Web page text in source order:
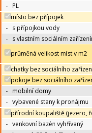
- PL
místo bez přípojek
- s přípojkou vody
- s vlastním sociálním
průměná velikost míst v m2
chatky bez sociálního
pokoje bez sociálního
- mobilní domy
- vybavené stany k pronájmu
přírodní koupaliště (jezero,
- venkovní bazén vyhřívaný